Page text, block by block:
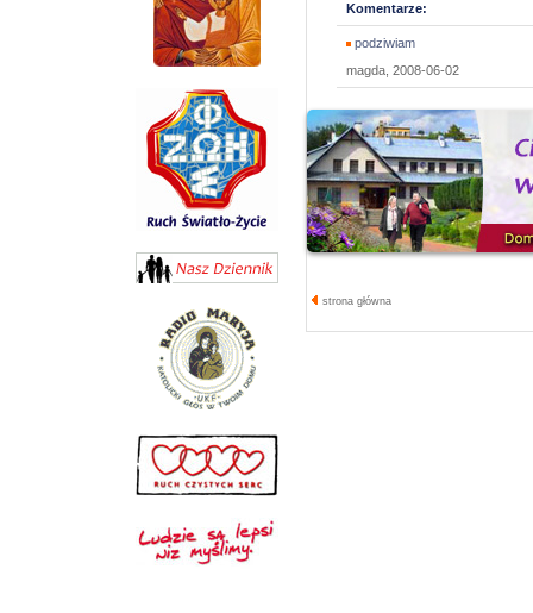
Komentarze:
podziwiam
magda, 2008-06-02
strona główna